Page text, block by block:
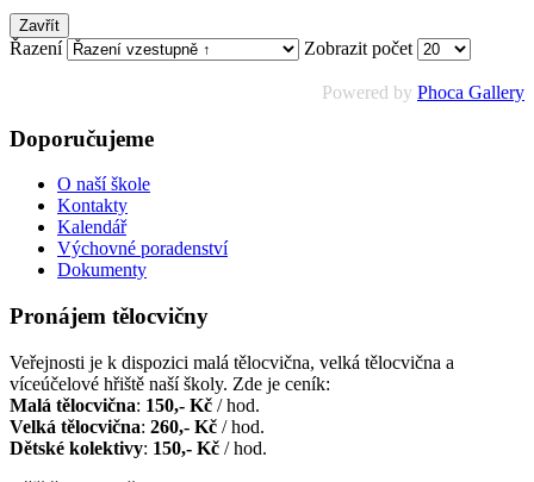
Zavřít
Řazení Zobrazit počet
Powered by Phoca Gallery
Doporučujeme
O naší škole
Kontakty
Kalendář
Výchovné poradenství
Dokumenty
Pronájem tělocvičny
Veřejnosti je k dispozici malá tělocvična, velká tělocvična a
víceúčelové hřiště naší školy. Zde je ceník:
Malá tělocvična: 150,- Kč / hod.
Velká tělocvična: 260,- Kč / hod.
Dětské kolektivy: 150,- Kč / hod.